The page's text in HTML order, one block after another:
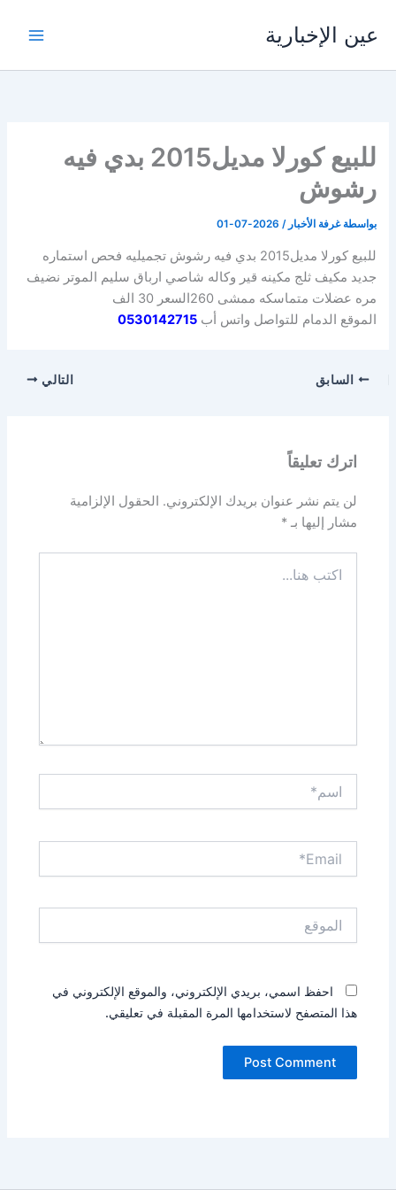
المحتوى
عين الإخبارية
للبيع كورلا مديل2015 بدي فيه
رشوش
بواسطة غرفة الأخبار/
2026-07-01
للبيع كورلا مديل2015 بدي فيه رشوش تجميليه فحص استماره
جديد مكيف ثلج مكينه قير وكاله شاصي ارباق سليم الموتر نضيف
مره عضلات متماسكه ممشى 260السعر 30 الف
الموقع الدمام للتواصل واتس أب0530142715
السابق التالي
اترك تعليقاً
لن يتم نشر عنوان بريدك الإلكتروني.
الحقول الإلزامية
مشار إليها بـ*
هنا...
احفظ اسمي، بريدي الإلكتروني، والموقع الإلكتروني في
هذا المتصفح لاستخدامها المرة المقبلة في تعليقي.